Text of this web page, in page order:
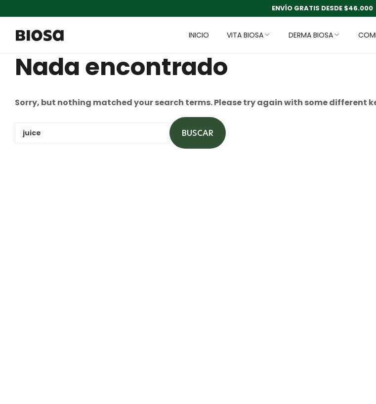
ENVÍO GRATIS DESDE $46.000
INICIO VITA BIOSA DERMA BIOSA
Nada encontrado
Sorry, but nothing matched your search terms. Please try again with some different